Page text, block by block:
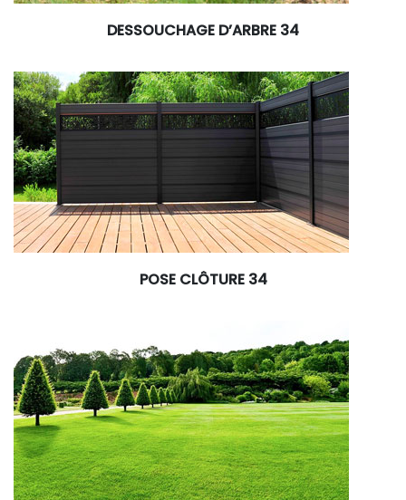
DESSOUCHAGE D’ARBRE 34
POSE CLÔTURE 34